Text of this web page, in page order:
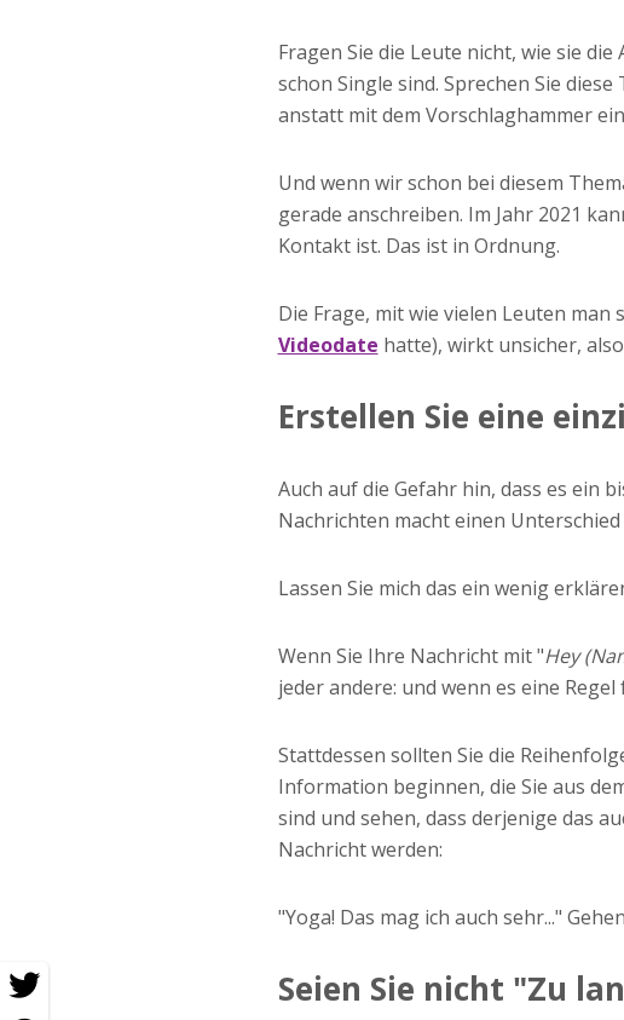
Fragen Sie die Leute nicht, wie sie
schon Single sind. Sprechen Sie
anstatt mit dem Vorschlaghammer
Und wenn wir schon bei diesem
gerade anschreiben. Im Jahr 2021
Kontakt ist. Das ist in Ordnung.
Die Frage, mit wie vielen Leuten
Videodate hatte), wirkt unsicher,
Erstellen Sie eine
Auch auf die Gefahr hin, dass es ein
Nachrichten macht einen
Lassen Sie mich das ein wenig
Wenn Sie Ihre Nachricht mit "Hey
jeder andere: und wenn es eine Regel
Stattdessen sollten Sie die
Information beginnen, die Sie aus
sind und sehen, dass derjenige das
Nachricht werden:
"Yoga! Das mag ich auch sehr..."
Seien Sie nicht "Zu